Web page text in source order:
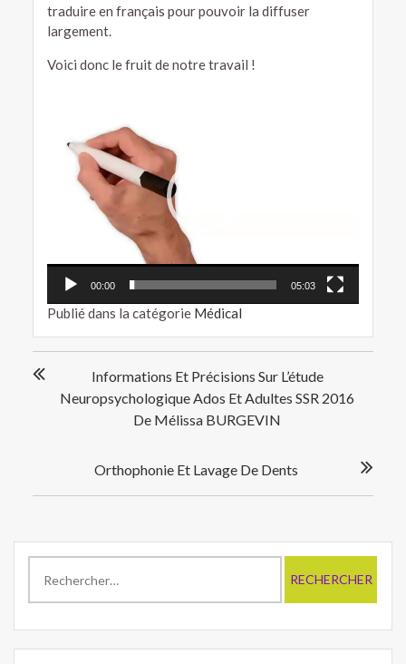
traduire en français pour pouvoir la diffuser
largement.
Voici donc le fruit de notre travail !
00:00 05:03
Publié dans la catégorie Médical
de
l’article
Informations Et Précisions Sur L’étude
Neuropsychologique Ados Et Adultes SSR 2016
De Mélissa BURGEVIN
Orthophonie Et Lavage De Dents